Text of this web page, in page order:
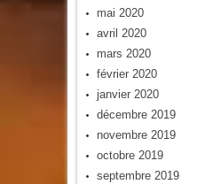
mai 2020
avril 2020
mars 2020
février 2020
janvier 2020
décembre 2019
novembre 2019
octobre 2019
septembre 2019